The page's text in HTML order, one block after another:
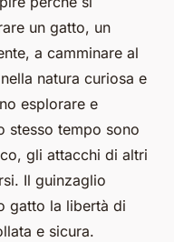
un gatto, un
a camminare al
natura curiosa e
esplorare e
stesso tempo sono
gli attacchi di altri
Il guinzaglio
gatto la libertà di
e sicura.